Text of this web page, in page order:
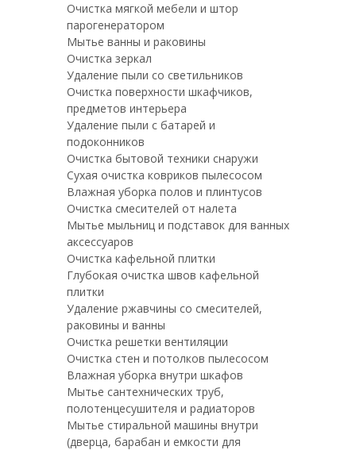
Очистка мягкой мебели и штор
парогенератором
Мытье ванны и раковины
Очистка зеркал
Удаление пыли со светильников
Очистка поверхности шкафчиков,
предметов интерьера
Удаление пыли с батарей и
подоконников
Очистка бытовой техники снаружи
Сухая очистка ковриков пылесосом
Влажная уборка полов и плинтусов
Очистка смесителей от налета
Мытье мыльниц и подставок для ванных
аксессуаров
Очистка кафельной плитки
Глубокая очистка швов кафельной
плитки
Удаление ржавчины со смесителей,
раковины и ванны
Очистка решетки вентиляции
Очистка стен и потолков пылесосом
Влажная уборка внутри шкафов
Мытье сантехнических труб,
полотенцесушителя и радиаторов
Мытье стиральной машины внутри
(дверца, барабан и емкости для